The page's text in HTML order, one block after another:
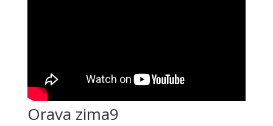
Orava zima9